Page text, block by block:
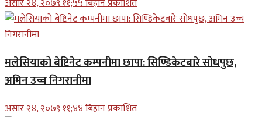
असार २४, २०७९ ११;५५ बिहान प्रकाशित
मलेसियाको बेष्टिनेट कम्पनीमा छापा: सिण्डिकेटबारे सोधपुछ,
अमिन उच्च निगरानीमा
असार २४, २०७९ ११;४४ बिहान प्रकाशित